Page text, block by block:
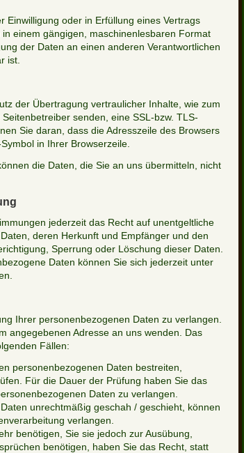
Einwilligung oder in Erfüllung eines Vertrags
einem gängigen, maschinenlesbaren Format
der Daten an einen anderen Verantwortlichen
ist.
der Übertragung vertraulicher Inhalte, wie zum
senden, eine SSL-bzw. TLS-
Sie daran, dass die Adresszeile des Browsers
in Ihrer Browserzeile.
die Daten, die Sie an uns übermitteln, nicht
jederzeit das Recht auf unentgeltliche
deren Herkunft und Empfänger und den
Sperrung oder Löschung dieser Daten.
Daten können Sie sich jederzeit unter
Ihrer personenbezogenen Daten zu verlangen.
angegebenen Adresse an uns wenden. Das
Fällen:
personenbezogenen Daten bestreiten,
Für die Dauer der Prüfung haben Sie das
Daten zu verlangen.
unrechtmäßig geschah / geschieht, können
verlangen.
benötigen, Sie sie jedoch zur Ausübung,
benötigen, haben Sie das Recht, statt